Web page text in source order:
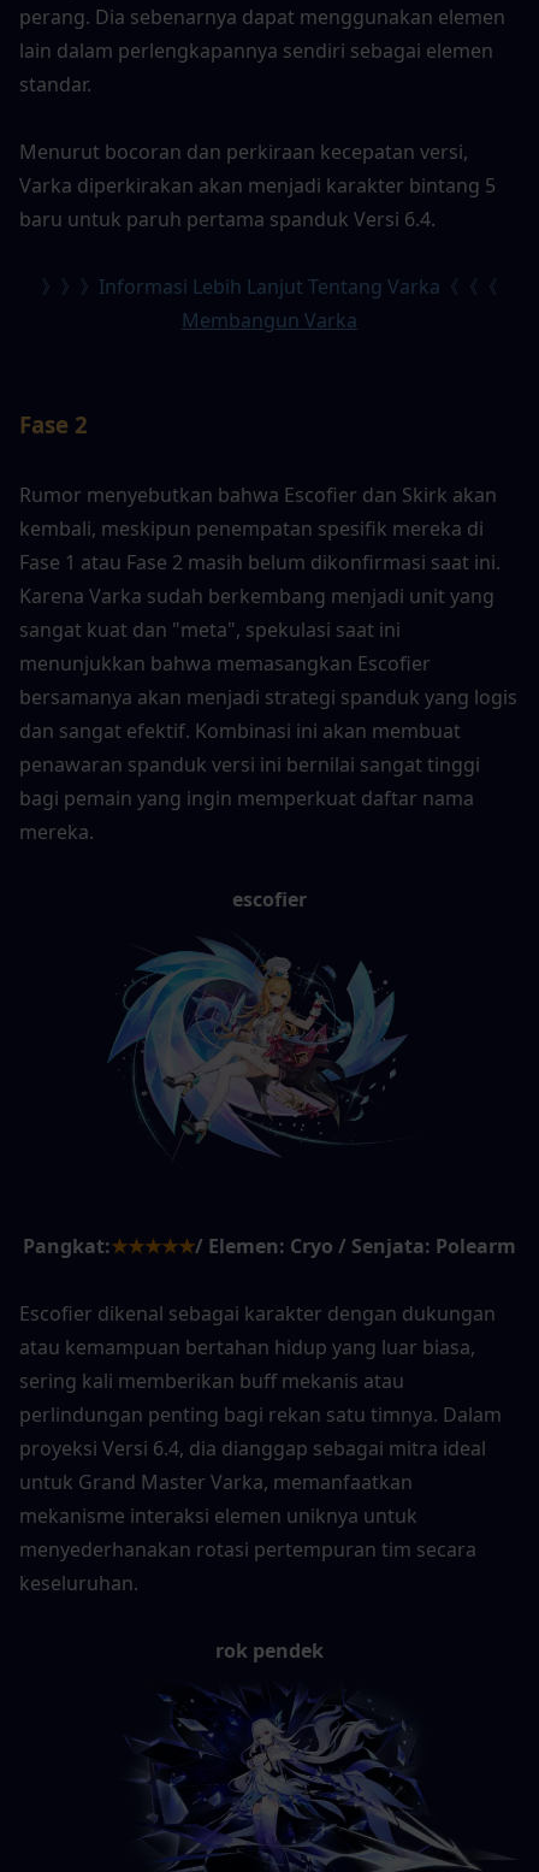
perang. Dia sebenarnya dapat menggunakan elemen
lain dalam perlengkapannya sendiri sebagai elemen
standar.
Menurut bocoran dan perkiraan kecepatan versi,
Varka diperkirakan akan menjadi karakter bintang 5
baru untuk paruh pertama spanduk Versi 6.4.
》》》Informasi Lebih Lanjut Tentang Varka《《《
Membangun Varka
Fase 2
Rumor menyebutkan bahwa Escofier dan Skirk akan
kembali, meskipun penempatan spesifik mereka di
Fase 1 atau Fase 2 masih belum dikonfirmasi saat ini.
Karena Varka sudah berkembang menjadi unit yang
sangat kuat dan "meta", spekulasi saat ini
menunjukkan bahwa memasangkan Escofier
bersamanya akan menjadi strategi spanduk yang logis
dan sangat efektif. Kombinasi ini akan membuat
penawaran spanduk versi ini bernilai sangat tinggi
bagi pemain yang ingin memperkuat daftar nama
mereka.
escofier
Pangkat:★★★★★/ Elemen: Cryo / Senjata: Polearm
Escofier dikenal sebagai karakter dengan dukungan
atau kemampuan bertahan hidup yang luar biasa,
sering kali memberikan buff mekanis atau
perlindungan penting bagi rekan satu timnya. Dalam
proyeksi Versi 6.4, dia dianggap sebagai mitra ideal
untuk Grand Master Varka, memanfaatkan
mekanisme interaksi elemen uniknya untuk
menyederhanakan rotasi pertempuran tim secara
keseluruhan.
rok pendek